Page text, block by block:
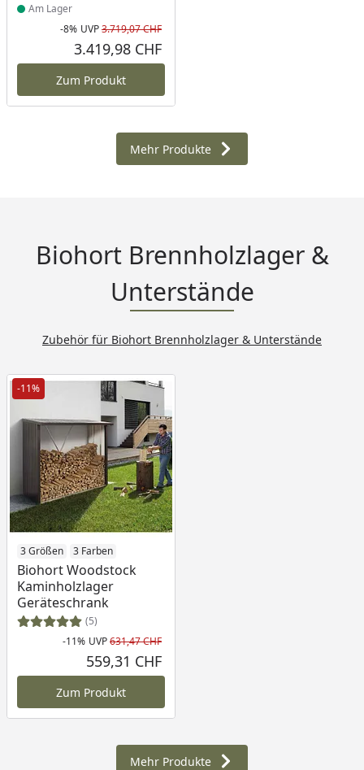
Am Lager
Rabatt in Prozent
-8%
Ursprünglicher Preis
UVP3.719,07 CHF
3.419,98 CHF
Zum Produkt
Mehr Produkte
Biohort Brennholzlager &
Unterstände
Zubehör für Biohort Brennholzlager & Unterstände
-11%
3 Größen 3 Farben
Biohort Woodstock
Kaminholzlager
Geräteschrank
(5)
Rabatt in Prozent
-11%
Ursprünglicher Preis
UVP631,47 CHF
559,31 CHF
Zum Produkt
Mehr Produkte